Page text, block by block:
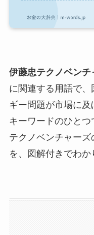
伊藤忠テクノベンチ
に関連する用語で
ギー問題が市場に
キーワードのひと
テクノベンチャー
を、図解付きでわか